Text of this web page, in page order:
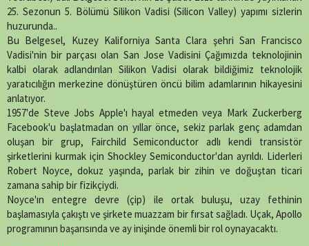
25. Sezonun 5. Bölümü Silikon Vadisi (Silicon Valley) yapımı sizlerin
huzurunda..
Bu Belgesel, Kuzey Kaliforniya Santa Clara şehri San Francisco
Vadisi'nin bir parçası olan San Jose Vadisini Çağımızda teknolojinin
kalbi olarak adlandırılan Silikon Vadisi olarak bildiğimiz teknolojik
yaratıcılığın merkezine dönüştüren öncü bilim adamlarının hikayesini
anlatıyor.
1957'de Steve Jobs Apple'ı hayal etmeden veya Mark Zuckerberg
Facebook'u başlatmadan on yıllar önce, sekiz parlak genç adamdan
oluşan bir grup, Fairchild Semiconductor adlı kendi transistör
şirketlerini kurmak için Shockley Semiconductor'dan ayrıldı. Liderleri
Robert Noyce, dokuz yaşında, parlak bir zihin ve doğuştan ticari
zamana sahip bir fizikçiydi.
Noyce'ın entegre devre (çip) ile ortak buluşu, uzay fethinin
başlamasıyla çakıştı ve şirkete muazzam bir fırsat sağladı. Uçak, Apollo
programının başarısında ve ay inişinde önemli bir rol oynayacaktı.